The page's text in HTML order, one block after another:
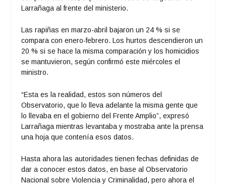
Larrañaga al frente del ministerio.
Las rapiñas en marzo-abril bajaron un 24 % si se
compara con enero-febrero. Los hurtos descendieron un
20 % si se hace la misma comparación y los homicidios
se mantuvieron, según confirmó este miércoles el
ministro.
“Esta es la realidad, estos son números del
Observatorio, que lo lleva adelante la misma gente que
lo llevaba en el gobierno del Frente Amplio”, expresó
Larrañaga mientras levantaba y mostraba ante la prensa
una hoja que contenía esos datos.
Hasta ahora las autoridades tienen fechas definidas de
dar a conocer estos datos, en base al Observatorio
Nacional sobre Violencia y Criminalidad, pero ahora el